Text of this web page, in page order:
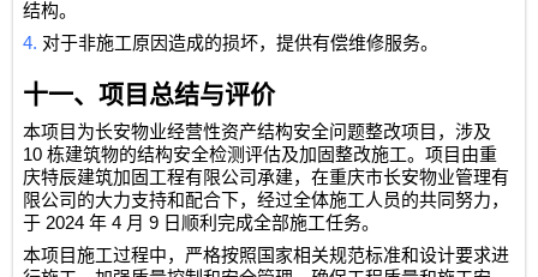
结构。
4. 对于非施工原因造成的损坏，提供有偿维修服务。
十一、项目总结与评价
本项目为长安物业经营性资产结构安全问题整改项目，涉及
10栋建筑物的结构安全检测评估及加固整改施工。项目由重
庆特辰建筑加固工程有限公司承建，在重庆市长安物业管理有
限公司的大力支持和配合下，经过全体施工人员的共同努力，
于2024年4 月9 日顺利完成全部施工任务。
本项目施工过程中，严格按照国家相关规范标准和设计要求进